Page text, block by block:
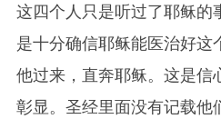
这四个人只是听过了耶稣的
是十分确信耶稣能医治好这
他过来，直奔耶稣。这是信
彰显。圣经里面没有记载他